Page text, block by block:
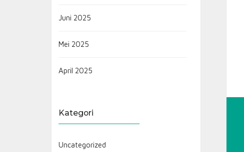
Juni 2025
Mei 2025
April 2025
Kategori
Uncategorized